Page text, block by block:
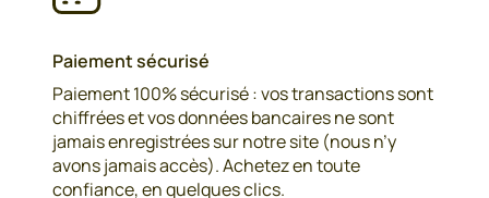
Paiement sécurisé
Paiement 100% sécurisé : vos transactions sont
chiffrées et vos données bancaires ne sont
jamais enregistrées sur notre site (nous n’y
avons jamais accès). Achetez en toute
confiance, en quelques clics.